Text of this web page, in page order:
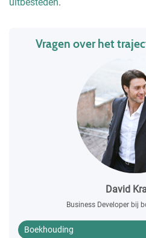
Vragen over het
David
Business Developer bij
Boekhouding